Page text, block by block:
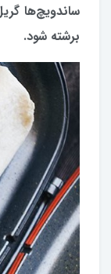
ساندویچ‌ها
برشته شود.